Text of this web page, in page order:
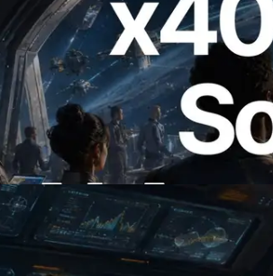
समर्थित Solana RPC लॉन्च
अब जरूरत के API के लिए ऑन-
सकते हैं